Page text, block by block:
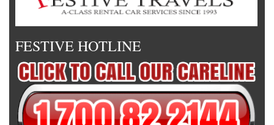
FESTIVE HOTLINE